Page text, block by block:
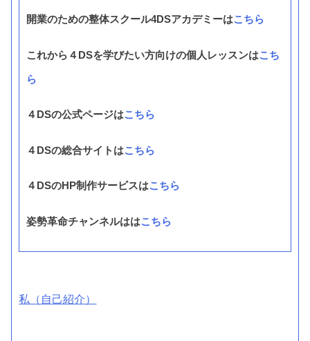
開業のための整体スクール4DSアカデミーはこちら
これから４DSを学びたい方向けの個人レッスンはこち
ら
４DSの公式ページはこちら
４DSの総合サイトはこちら
４DSのHP制作サービスはこちら
姿勢革命チャンネルははこちら
私（自己紹介）